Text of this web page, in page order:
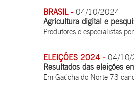
BRASIL - 04/10/2024
Agricultura digital e
Produtores e especialistas
ELEIÇÕES 2024 - 04/10/
Resultados das eleições
Em Gaúcha do Norte 73